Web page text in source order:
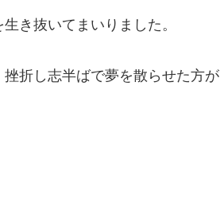
き抜いてまいりました。
折し志半ばで夢を散らせた方が